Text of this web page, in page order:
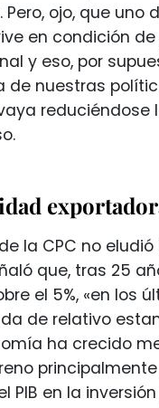
Pero, ojo, que uno
en condición de
y eso, por
de nuestras
reduciéndose
la CPC no eludió
que, tras 25
el 5%, «en los
de relativo
ha crecido
PIB en la